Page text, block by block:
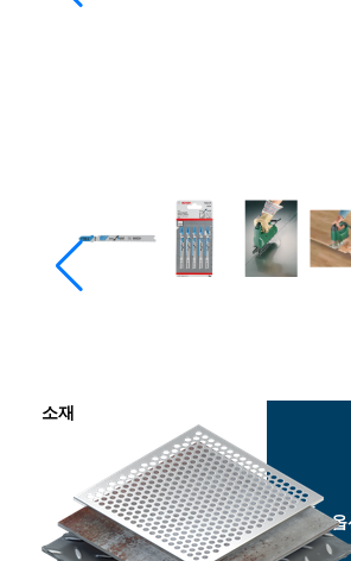
소재
옵